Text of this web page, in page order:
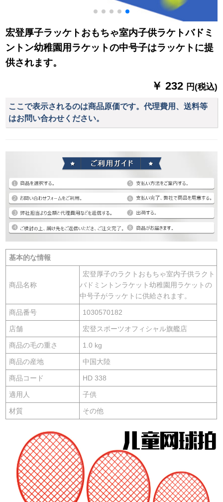
宏登厚子ラッケトおもちゃ室内子供ラケトバドミ
ントン幼稚園用ラケットの中号子はラッケトに提
供されます。
￥ 232 円(税込)
ここで表示されるのは商品原価です。代理費用、送料等
はお問い合わせください。
基本的な情報
商品名称
宏登厚子のラクトおもちゃ室内子供ラクト
バドミントンラケット幼稚園用ラケットの
中号子がラッケトに供給されます。
商品番号 1030570182
店舗 宏登スポーツオフィシャル旗艦店
商品の毛の重さ 1.0 kg
商品の産地 中国大陸
商品コード HD 338
適用人 子供
材質 その他